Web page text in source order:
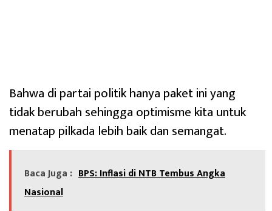
Bahwa di partai politik hanya paket ini yang
tidak berubah sehingga optimisme kita untuk
menatap pilkada lebih baik dan semangat.
Baca Juga : BPS: Inflasi di NTB Tembus Angka
Nasional